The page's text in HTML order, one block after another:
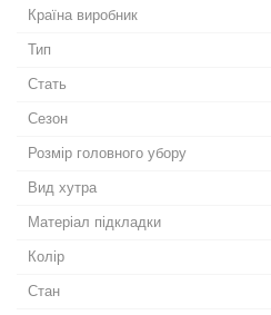
Країна виробник
Тип
Стать
Сезон
Розмір головного убору
Вид хутра
Матеріал підкладки
Колір
Стан